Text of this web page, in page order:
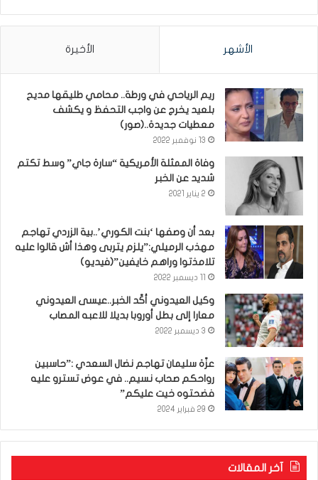
الأشهر الأخيرة
ريم الرياحي في ورطة.. محامي طليقها مديح
بلعيد يخرج عن واجب التحفظ و يكشف
معطيات جديدة..(صور)
13 نوفمبر 2022
وفاة الممثلة الأمريكية “سارة جاي” وسط تكتم
شديد عن الخبر
2 يناير 2021
بعد أن وصفها ‘بنت الكوري’..بية الزردي تهاجم
مهذب الرميلي:”يلزم يتربى وهذا أش قالوا عليه
تلامذتوا وراهم خايفين”(فيديو)
وكيل العيدوني أكّد الخبر..عيسى العيدوني
معارا إلى بطل أوروبا بديلا للاعبه المصاب
3 ديسمبر 2022
عزّة سليمان تهاجم نضال السعدي :”حاسبين
رواحكم صحاب نسيم.. في عوض تسترو عليه
فضحتوه خيت عليكم”
29 فبراير 2024
آخر المقالات